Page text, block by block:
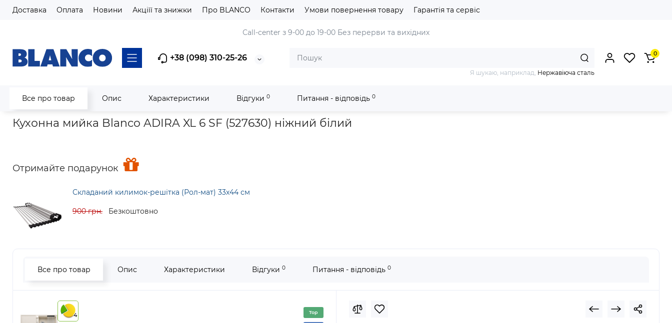
Доставка Оплата Новини Акціїї та знижки Про BLANCO Контакти Умови повернення товару Гарантія та сервіс
Сall-center з 9-00 до 19-00 Без перерви та вихідних
+38 (098) 310-25-26
Я шукаю, наприклад, Нержавіюча сталь
0
Все про товар Опис Характеристики Відгуки 0 Питання - відповідь 0
Головна Мийки кухонні Гранітні мийки з silgranit та Velgranit Кухонна мийка Blanco ADIRA XL 6 SF (527630) ніжний білий
Кухонна мийка Blanco ADIRA XL 6 SF (527630) ніжний білий
Отримайте подарунок
Складаний килимок-решітка (Рол-мат) 33х44 см
900 грн. Безкоштовно
Все про товар Опис Характеристики Відгуки 0 Питання - відповідь 0
4 Top